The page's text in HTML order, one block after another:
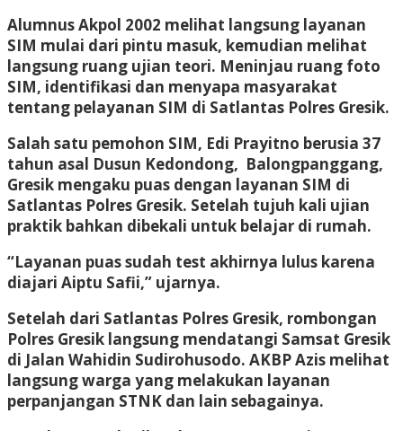
Alumnus Akpol 2002 melihat langsung layanan
SIM mulai dari pintu masuk, kemudian melihat
langsung ruang ujian teori. Meninjau ruang foto
SIM, identifikasi dan menyapa masyarakat
tentang pelayanan SIM di Satlantas Polres Gresik.
Salah satu pemohon SIM, Edi Prayitno berusia 37
tahun asal Dusun Kedondong, Balongpanggang,
Gresik mengaku puas dengan layanan SIM di
Satlantas Polres Gresik. Setelah tujuh kali ujian
praktik bahkan dibekali untuk belajar di rumah.
“Layanan puas sudah test akhirnya lulus karena
diajari Aiptu Safii,” ujarnya.
Setelah dari Satlantas Polres Gresik, rombongan
Polres Gresik langsung mendatangi Samsat Gresik
di Jalan Wahidin Sudirohusodo. AKBP Azis melihat
langsung warga yang melakukan layanan
perpanjangan STNK dan lain sebagainya.